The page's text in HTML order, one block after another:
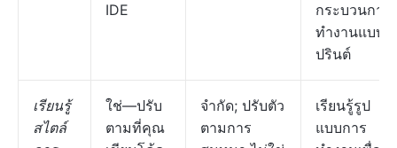
IDE
กระบวนการ
ทำงานแบบส
ปรินต์
เรียนรู้
สไตล์
ใช่—ปรับ
ตามที่คุณ
จำกัด; ปรับตัว
ตามการ
เรียนรู้รูป
แบบการ